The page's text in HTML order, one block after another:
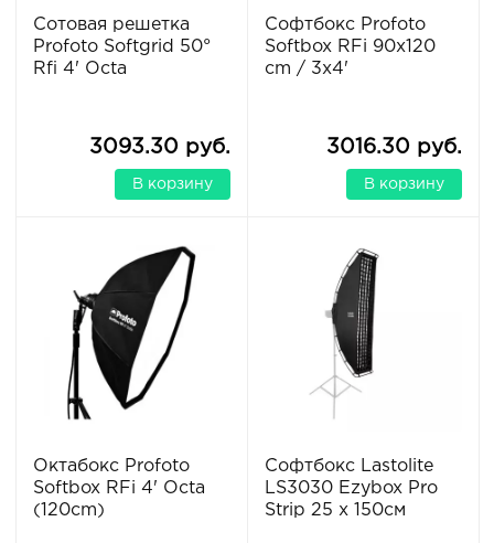
Сотовая решетка
Profoto Softgrid 50°
Rfi 4' Octa
3093.30 руб.
В корзину
Софтбокс Profoto
Softbox RFi 90x120
cm / 3x4'
3016.30 руб.
В корзину
Октабокс Profoto
Softbox RFi 4' Octa
(120cm)
Софтбокс Lastolite
LS3030 Ezybox Pro
Strip 25 x 150см